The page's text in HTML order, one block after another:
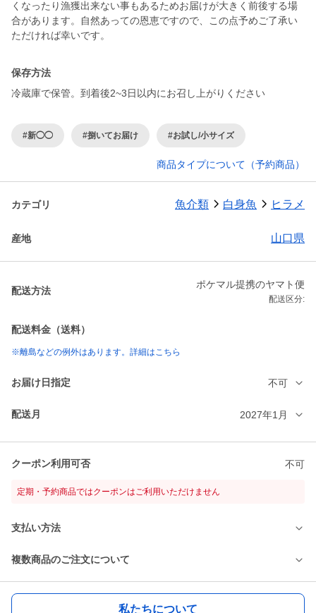
くなったり漁獲出来ない事もあるためお届けが大きく前後する場
合があります。自然あっての恩恵ですので、この点予めご了承い
ただければ幸いです。
保存方法
冷蔵庫で保管。到着後2~3日以内にお召し上がりください
#新◯◯ #捌いてお届け #お試し/小サイズ
商品タイプについて（予約商品）
カテゴリ 魚介類 白身魚 ヒラメ
産地 山口県
配送方法
ポケマル提携のヤマト便
配送区分:
配送料金（送料）
※離島などの例外はあります。詳細はこちら
お届け日指定 不可
配送月 2027年1月
クーポン利用可否 不可
定期・予約商品ではクーポンはご利用いただけません
支払い方法
複数商品のご注文について
私たちについて